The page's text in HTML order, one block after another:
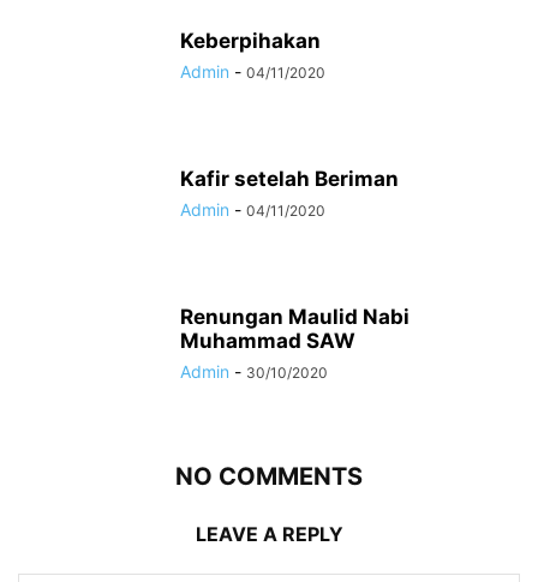
Keberpihakan
Admin - 04/11/2020
Kafir setelah Beriman
Admin - 04/11/2020
Renungan Maulid Nabi
Muhammad SAW
Admin - 30/10/2020
NO COMMENTS
LEAVE A REPLY